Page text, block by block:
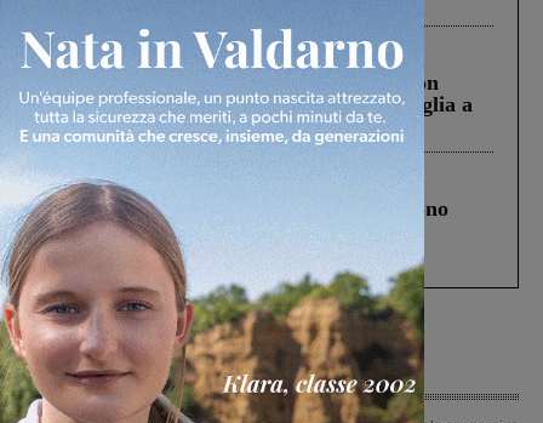
Cronaca 3 Agosto 2026
Scomparso da una struttura di Castiglion
Fiorentino l’uomo che aveva ucciso la figlia a
Levane nel 2020
Cronaca 4 Agosto 2026
Un anno fa la strage in A1 in cui morirono
Gianni, Giulia e Franco. Lo schianto, il
processo, lo stop ai sorpassi fra tir....